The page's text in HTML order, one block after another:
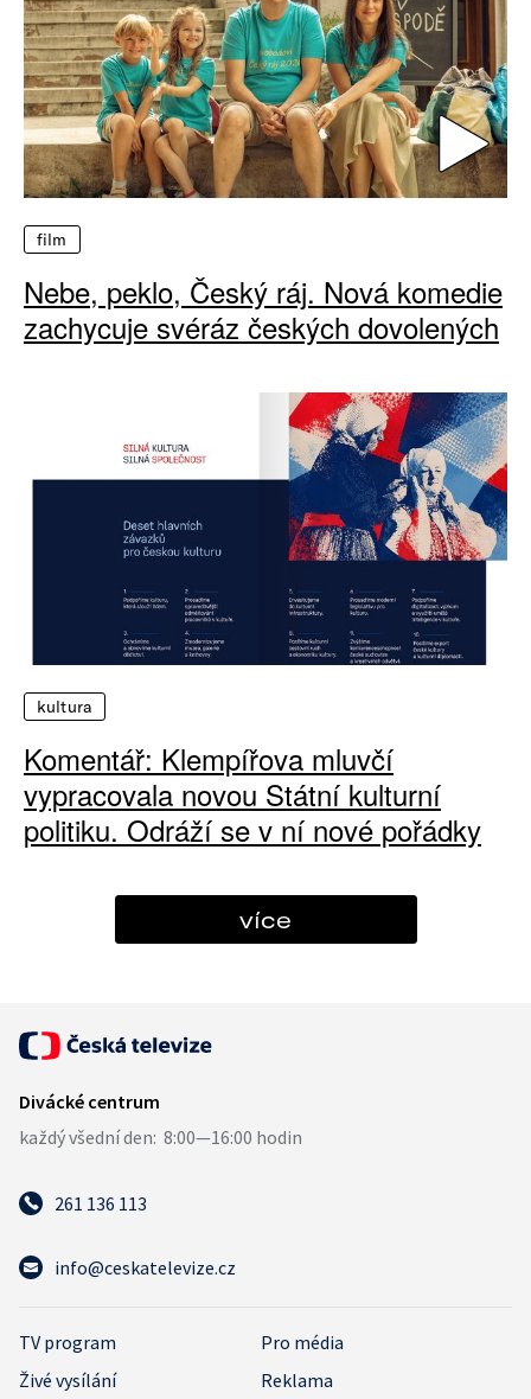
film
Nebe, peklo, Český ráj. Nová komedie
zachycuje svéráz českých dovolených
kultura
Komentář: Klempířova mluvčí
vypracovala novou Státní kulturní
politiku. Odráží se v ní nové pořádky
více
261 136 113
info@ceskatelevize.cz
TV program
Pro média
Živé vysílání
Reklama